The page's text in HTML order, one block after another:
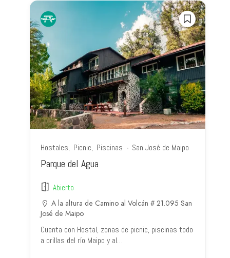
Hostales Picnic Piscinas San José de Maipo
Parque del Agua
Abierto
A la altura de Camino al Volcán # 21.095 San
José de Maipo
Cuenta con Hostal, zonas de picnic, piscinas todo
a orillas del río Maipo y al…